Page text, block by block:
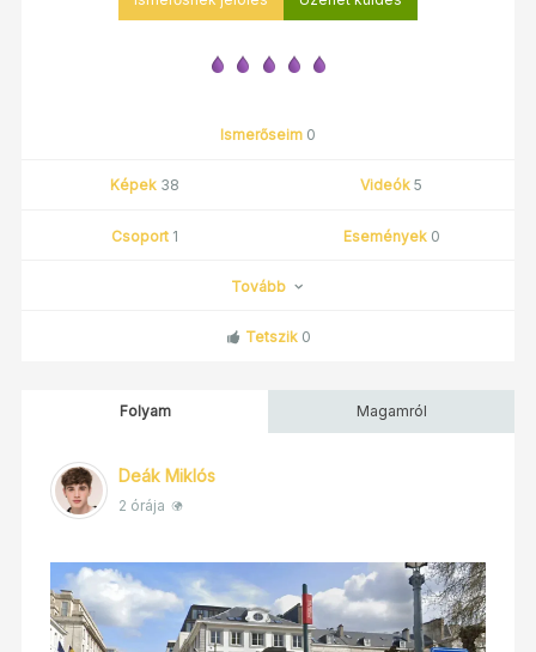
Ismerőseim 0
Képek 38 Videók 5
Csoport 1 Események 0
Tovább
Tetszik 0
Folyam Magamról
Deák Miklós
2 órája